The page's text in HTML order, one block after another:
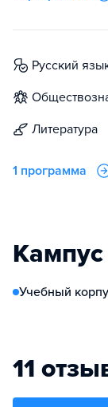
русский
литература
1 программа
Кампус
Учебный
11